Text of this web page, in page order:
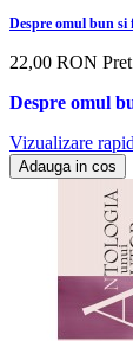
Despre omul bun
22,00 RON Pret
Despre omul
Vizualizare
Adauga in cos